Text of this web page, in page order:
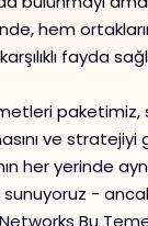
hem
fayda
paketimiz,
ve
her yerinde
-
Networks Bu